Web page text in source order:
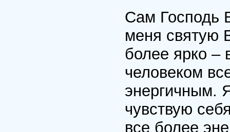
Сам Господь
меня святую
более ярко –
человеком
энергичным.
чувствую
все более